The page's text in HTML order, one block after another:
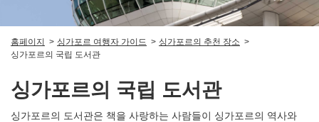
홈페이지 싱가포르 여행자 가이드
싱가포르의 추천 장소
싱가포르의 국립 도서관
싱가포르의 국립 도서관
싱가포르의 도서관은 책을 사랑하는 사람들이 싱가포르의 역사와